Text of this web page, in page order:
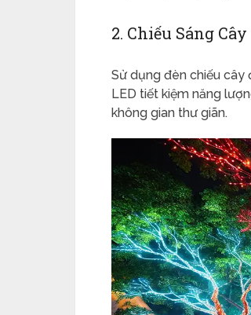
2. Chiếu Sáng
Sử dụng đèn chiếu cây
LED tiết kiệm năng
không gian thư giãn.